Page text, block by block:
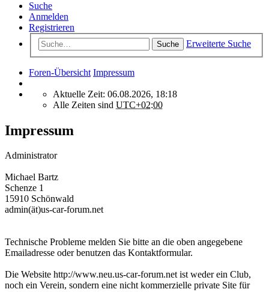
Suche
Anmelden
Registrieren
Suche Erweiterte Suche
Foren-Übersicht Impressum
Aktuelle Zeit: 06.08.2026, 18:18
Alle Zeiten sind UTC+02:00
Impressum
Administrator
Michael Bartz
Schenze 1
15910 Schönwald
admin(ät)us-car-forum.net
Technische Probleme melden Sie bitte an die oben angegebene
Emailadresse oder benutzen das Kontaktformular.
Die Website http://www.neu.us-car-forum.net ist weder ein Club,
noch ein Verein, sondern eine nicht kommerzielle private Site für